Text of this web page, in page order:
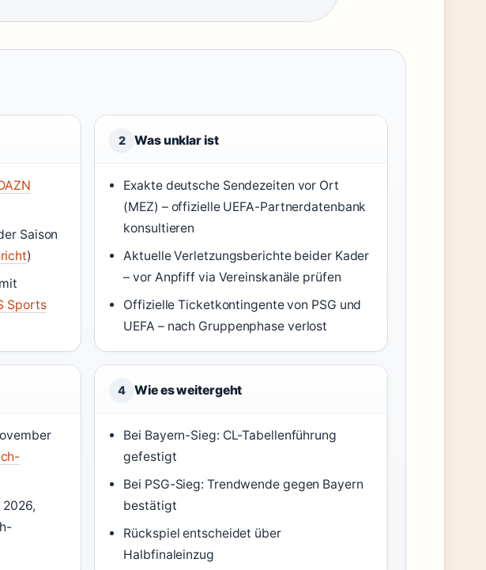
Saison
)
Sports
2 Was unklar ist
Exakte deutsche Sendezeiten vor Ort
(MEZ) – offizielle UEFA-Partnerdatenbank
konsultieren
Aktuelle Verletzungsberichte beider Kader
– vor Anpfiff via Vereinskanäle prüfen
Offizielle Ticketkontingente von PSG und
UEFA – nach Gruppenphase verlost
4 Wie es weitergeht
Bei Bayern-Sieg: CL-Tabellenführung
gefestigt
Bei PSG-Sieg: Trendwende gegen Bayern
bestätigt
Rückspiel entscheidet über
Halbfinaleinzug